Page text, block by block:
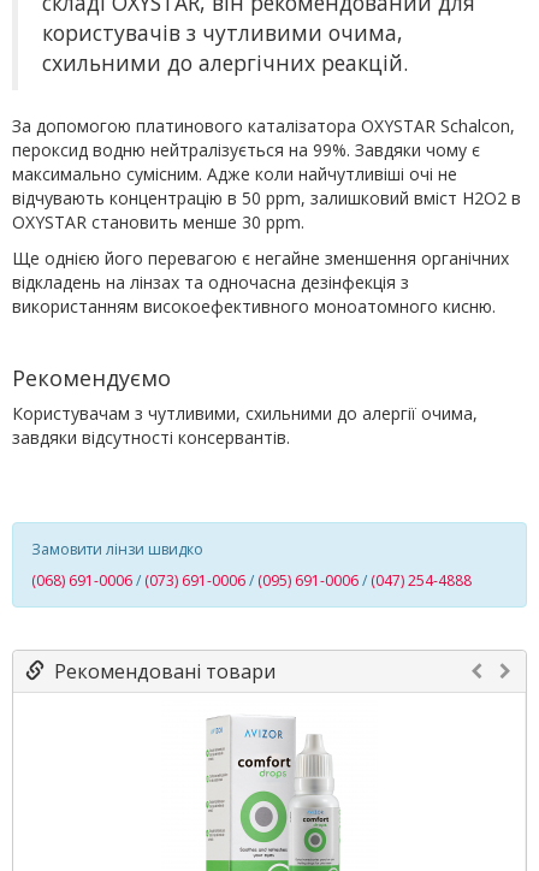
користувачів з чутливими очима,
схильними до алергічних реакцій.
За допомогою платинового каталізатора OXYSTAR Schalcon,
пероксид водню нейтралізується на 99%. Завдяки чому є
максимально сумісним. Адже коли найчутливіші очі не
відчувають концентрацію в 50 ppm, залишковий вміст H2O2 в
OXYSTAR становить менше 30 ppm.
Ще однією його перевагою є негайне зменшення органічних
відкладень на лінзах та одночасна дезінфекція з
використанням високоефективного моноатомного кисню.
Рекомендуємо
Користувачам з чутливими, схильними до алергії очима,
завдяки відсутності консервантів.
Замовити лінзи швидко
(068) 691-0006/ (073) 691-0006/ (095) 691-0006/ (047) 254-4888
Рекомендовані товари